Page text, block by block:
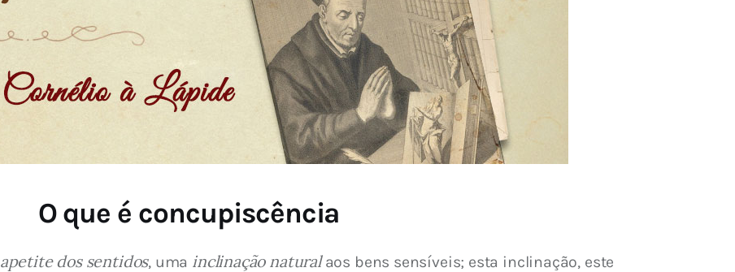
O que é concupiscência
apetite dos sentidos, uma inclinação natural aos bens sensíveis; esta inclinação, este